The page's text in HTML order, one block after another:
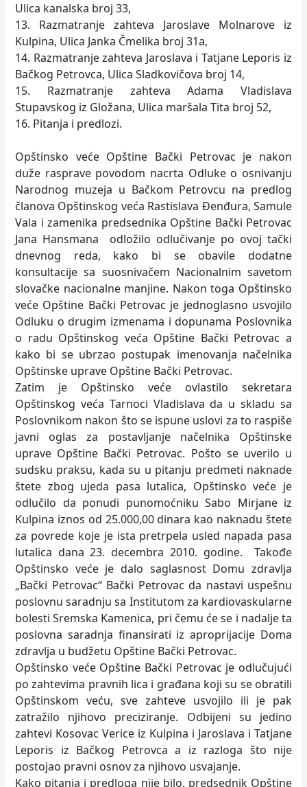
Ulica kanalska broj 33,
13. Razmatranje zahteva Jaroslave Molnarove iz
Kulpina, Ulica Janka Čmelika broj 31a,
14. Razmatranje zahteva Jaroslava i Tatjane Leporis iz
Bačkog Petrovca, Ulica Sladkovičova broj 14,
15. Razmatranje zahteva Adama Vladislava
Stupavskog iz Gložana, Ulica maršala Tita broj 52,
16. Pitanja i predlozi.
Opštinsko veće Opštine Bački Petrovac je nakon
duže rasprave povodom nacrta Odluke o osnivanju
Narodnog muzeja u Bačkom Petrovcu na predlog
članova Opštinskog veća Rastislava Đenđura, Samule
Vala i zamenika predsednika Opštine Bački Petrovac
Jana Hansmana odložilo odlučivanje po ovoj tački
dnevnog reda, kako bi se obavile dodatne
konsultacije sa suosnivačem Nacionalnim savetom
slovačke nacionalne manjine. Nakon toga Opštinsko
veće Opštine Bački Petrovac je jednoglasno usvojilo
Odluku o drugim izmenama i dopunama Poslovnika
o radu Opštinskog veća Opštine Bački Petrovac a
kako bi se ubrzao postupak imenovanja načelnika
Opštinske uprave Opštine Bački Petrovac.
Zatim je Opštinsko veće ovlastilo sekretara
Opštinskog veća Tarnoci Vladislava da u skladu sa
Poslovnikom nakon što se ispune uslovi za to raspiše
javni oglas za postavljanje načelnika Opštinske
uprave Opštine Bački Petrovac. Pošto se uverilo u
sudsku praksu, kada su u pitanju predmeti naknade
štete zbog ujeda pasa lutalica, Opštinsko veće je
odlučilo da ponudi punomoćniku Sabo Mirjane iz
Kulpina iznos od 25.000,00 dinara kao naknadu štete
za povrede koje je ista pretrpela usled napada pasa
lutalica dana 23. decembra 2010. godine. Takođe
Opštinsko veće je dalo saglasnost Domu zdravlja
„Bački Petrovac“ Bački Petrovac da nastavi uspešnu
poslovnu saradnju sa Institutom za kardiovaskularne
bolesti Sremska Kamenica, pri čemu će se i nadalje ta
poslovna saradnja finansirati iz aproprijacije Doma
zdravlja u budžetu Opštine Bački Petrovac.
Opštinsko veće Opštine Bački Petrovac je odlučujući
po zahtevima pravnih lica i građana koji su se obratili
Opštinskom veću, sve zahteve usvojilo ili je pak
zatražilo njihovo preciziranje. Odbijeni su jedino
zahtevi Kosovac Verice iz Kulpina i Jaroslava i Tatjane
Leporis iz Bačkog Petrovca a iz razloga što nije
postojao pravni osnov za njihovo usvajanje.
Kako pitanja i predloga nije bilo, predsednik Opštine